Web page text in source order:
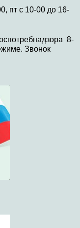
пт с 10-00 до 16-
8-
Звонок